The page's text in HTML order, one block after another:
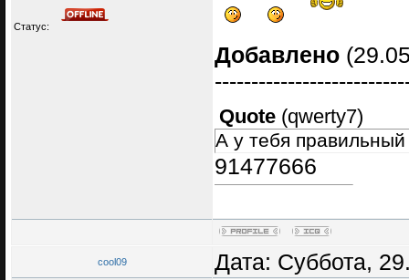
Статус:
Добавлено
Quote (qwerty7)
А у тебя
91477666
cool09 Дата: Суббота,